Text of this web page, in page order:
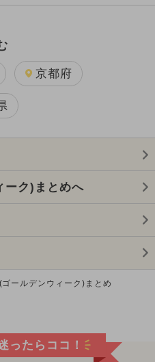
京都府
ーク)まとめへ
ールデンウィーク)まとめ
ったらココ！